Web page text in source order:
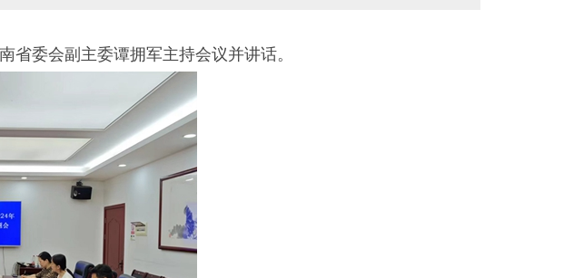
委会副主委谭拥军主持会议并讲话。